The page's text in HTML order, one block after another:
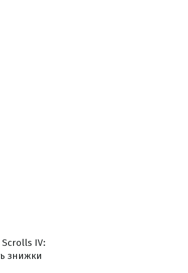
Scrolls IV:
знижки